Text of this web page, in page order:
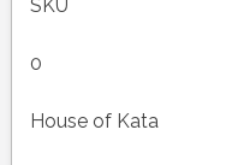
SKU
0
House of Kata